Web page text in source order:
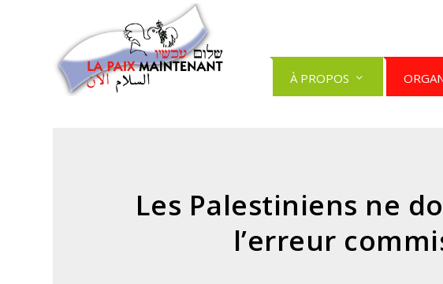
À PROPOS
Les Palestiniens ne
l’erreur